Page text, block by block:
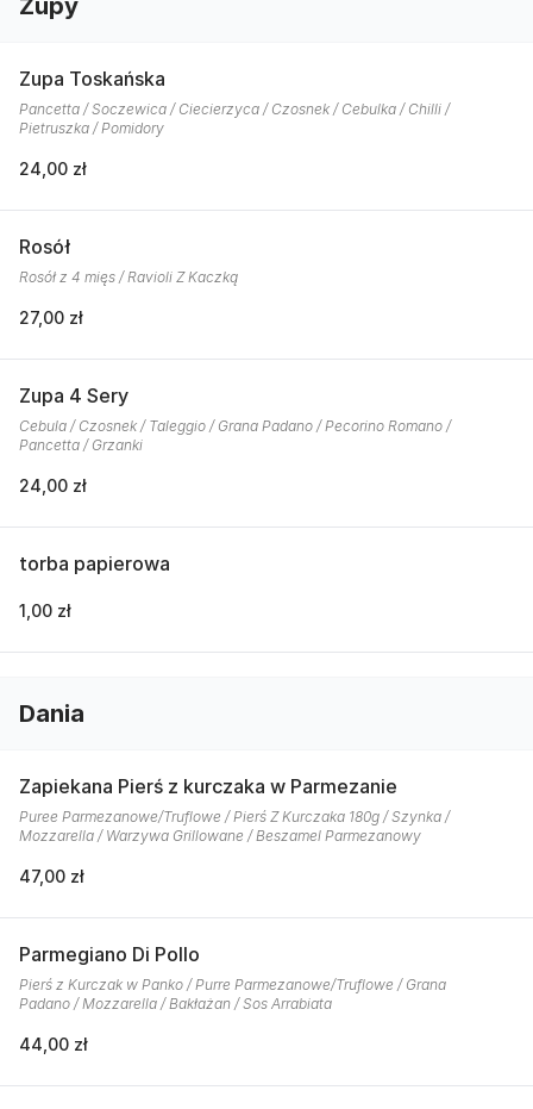
Zupy
Zupa Toskańska
Pancetta / Soczewica / Ciecierzyca / Czosnek / Cebulka / Chilli /
Pietruszka / Pomidory
24,00 zł
Rosół
Rosół z 4 mięs / Ravioli Z Kaczką
27,00 zł
Zupa 4 Sery
Cebula / Czosnek / Taleggio / Grana Padano / Pecorino Romano /
Pancetta / Grzanki
24,00 zł
torba papierowa
1,00 zł
Dania
Zapiekana Pierś z kurczaka w Parmezanie
Puree Parmezanowe/Truflowe / Pierś Z Kurczaka 180g / Szynka /
Mozzarella / Warzywa Grillowane / Beszamel Parmezanowy
47,00 zł
Parmegiano Di Pollo
Pierś z Kurczak w Panko / Purre Parmezanowe/Truflowe / Grana
Padano / Mozzarella / Bakłażan / Sos Arrabiata
44,00 zł